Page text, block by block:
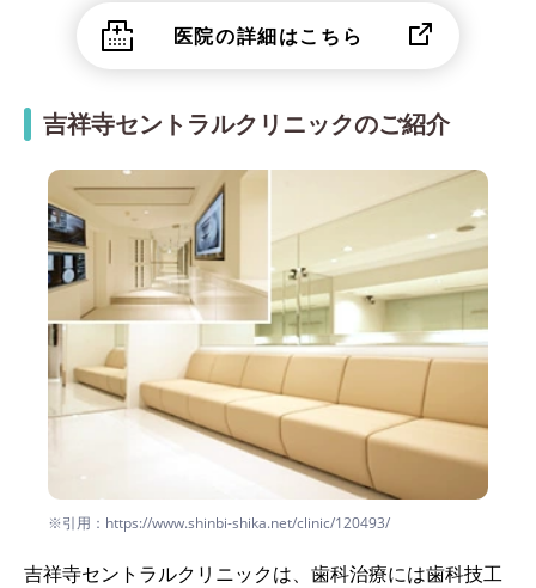
医院の詳細はこちら
吉祥寺セントラルクリニックのご紹介
※引用：https://www.shinbi-shika.net/clinic/120493/
吉祥寺セントラルクリニックは、歯科治療には歯科技工